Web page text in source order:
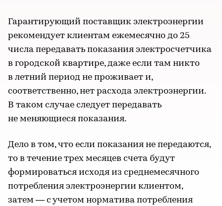
Гарантирующий поставщик электроэнергии
рекомендует клиентам ежемесячно до 25
числа передавать показания электросчетчика
в городской квартире, даже если там никто
в летний период не проживает и,
соответственно, нет расхода электроэнергии.
В таком случае следует передавать
не меняющиеся показания.
Дело в том, что если показания не передаются,
то в течение трех месяцев счета будут
формироваться исходя из среднемесячного
потребления электроэнергии клиентом,
затем — с учетом норматива потребления